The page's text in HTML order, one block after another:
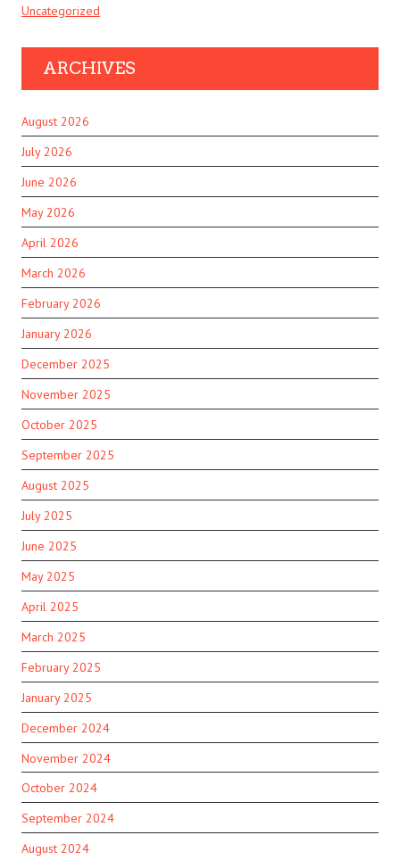
Uncategorized
ARCHIVES
August 2026
July 2026
June 2026
May 2026
April 2026
March 2026
February 2026
January 2026
December 2025
November 2025
October 2025
September 2025
August 2025
July 2025
June 2025
May 2025
April 2025
March 2025
February 2025
January 2025
December 2024
November 2024
October 2024
September 2024
August 2024